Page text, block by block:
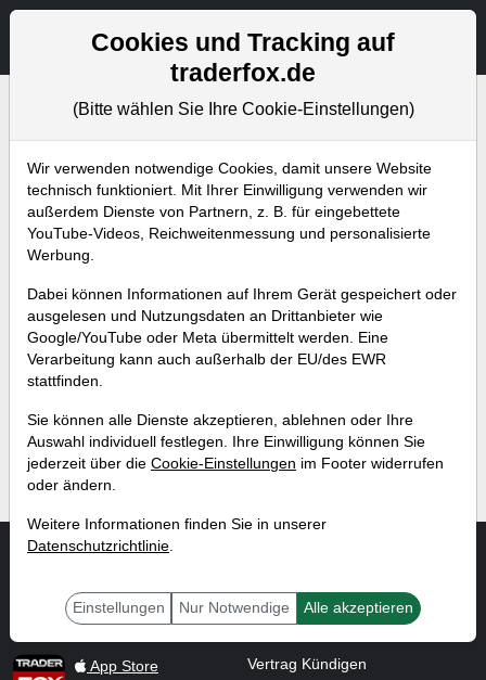
Aktien- und Artikelsuche
Vertrag widerrufen
Wenn Sie Ihren Vertrag widerrufen möchten, füllen Sie bitte
das folgende Formular aus.
Kontaktdaten
Produktbezeichnung*
Widerruf absenden
TraderFox Flash
App Store
Google Play
TraderFox AppApp Store
Über TraderFox
Kontakt
Vertrag Kündigen
Cookies und Tracking auf
traderfox.de
(Bitte wählen Sie Ihre Cookie-Einstellungen)
Wir verwenden notwendige Cookies, damit unsere Website
technisch funktioniert. Mit Ihrer Einwilligung verwenden wir
außerdem Dienste von Partnern, z. B. für eingebettete
YouTube-Videos, Reichweitenmessung und personalisierte
Werbung.
Dabei können Informationen auf Ihrem Gerät gespeichert oder
ausgelesen und Nutzungsdaten an Drittanbieter wie
Google/YouTube oder Meta übermittelt werden. Eine
Verarbeitung kann auch außerhalb der EU/des EWR
stattfinden.
Sie können alle Dienste akzeptieren, ablehnen oder Ihre
Auswahl individuell festlegen. Ihre Einwilligung können Sie
jederzeit über die Cookie-Einstellungen im Footer widerrufen
oder ändern.
Weitere Informationen finden Sie in unserer
Datenschutzrichtlinie.
Einstellungen Nur Notwendige Alle akzeptieren